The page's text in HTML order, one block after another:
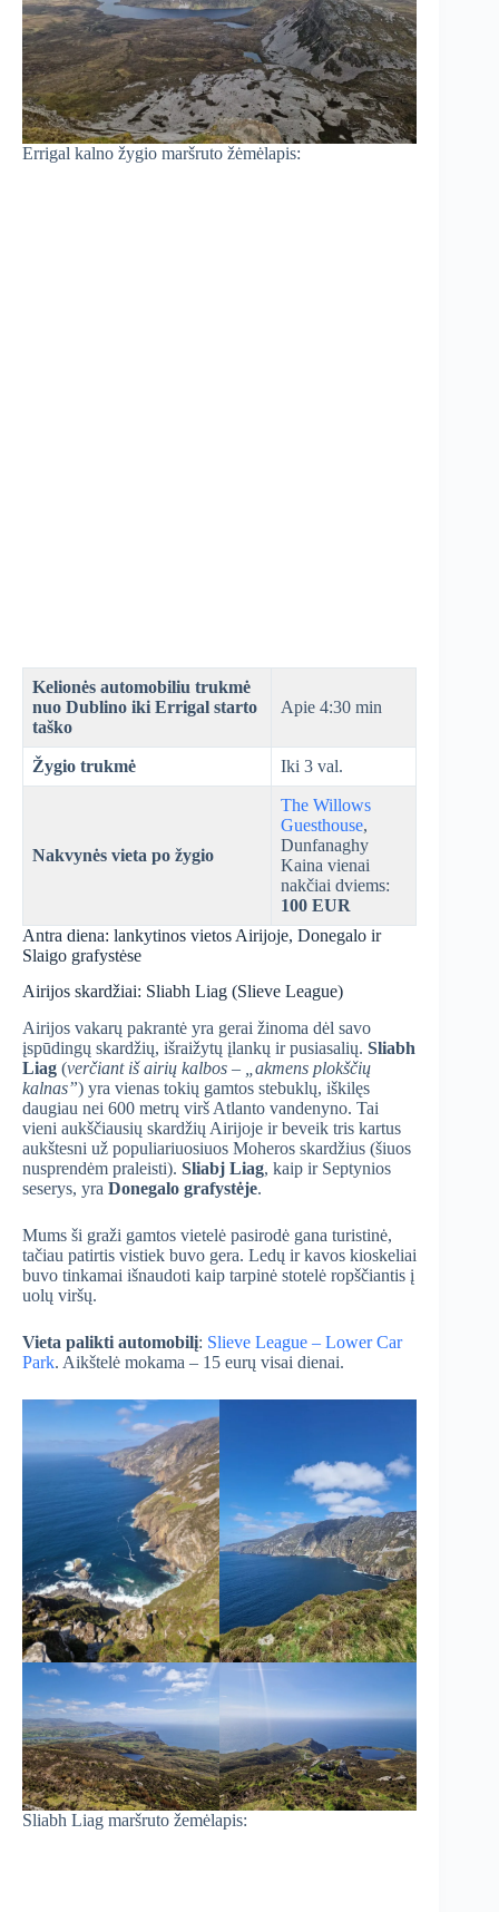
Errigal kalno žygio maršruto žėmėlapis:
Kelionės automobiliu trukmė
nuo Dublino iki Errigal starto
taško
Apie 4:30 min
Žygio trukmė Iki 3 val.
Nakvynės vieta po žygio
The Willows
Guesthouse,
Dunfanaghy
Kaina vienai
nakčiai dviems:
100 EUR
Antra diena: lankytinos vietos Airijoje, Donegalo ir
Slaigo grafystėse
Airijos skardžiai: Sliabh Liag (Slieve League)
Airijos vakarų pakrantė yra gerai žinoma dėl savo
įspūdingų skardžių, išraižytų įlankų ir pusiasalių. Sliabh
Liag (verčiant iš airių kalbos – „akmens plokščių
kalnas”) yra vienas tokių gamtos stebuklų, iškilęs
daugiau nei 600 metrų virš Atlanto vandenyno. Tai
vieni aukščiausių skardžių Airijoje ir beveik tris kartus
aukštesni už populiariuosiuos Moheros skardžius (šiuos
nusprendėm praleisti). Sliabj Liag, kaip ir Septynios
seserys, yra Donegalo grafystėje.
Mums ši graži gamtos vietelė pasirodė gana turistinė,
tačiau patirtis vistiek buvo gera. Ledų ir kavos kioskeliai
buvo tinkamai išnaudoti kaip tarpinė stotelė ropščiantis į
uolų viršų.
Vieta palikti automobilį: Slieve League – Lower Car
Park. Aikštelė mokama – 15 eurų visai dienai.
Sliabh Liag maršruto žemėlapis: